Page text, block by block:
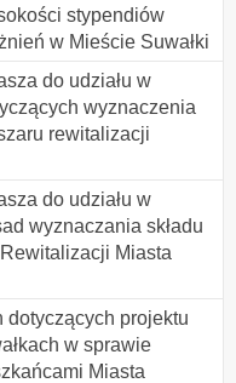
stypendiów
w Mieście Suwałki
do udziału w
wyznaczenia
rewitalizacji
do udziału w
wyznaczania składu
Miasta
dotyczących projektu
w sprawie
Miasta